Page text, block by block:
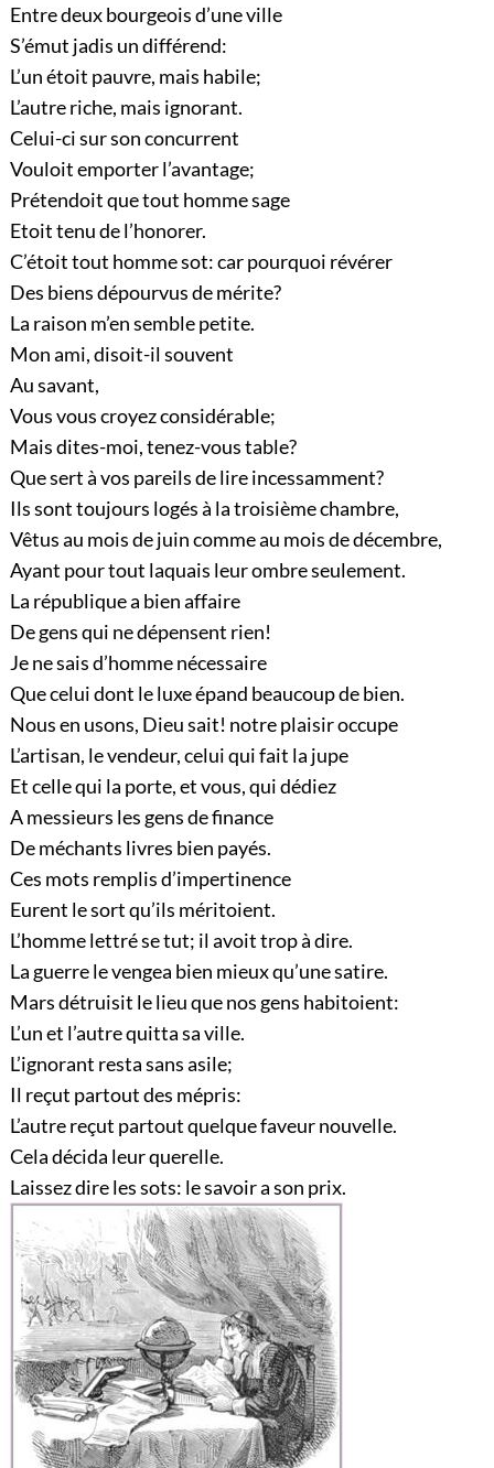
Entre deux bourgeois d’une ville
S’émut jadis un différend:
L’un étoit pauvre, mais habile;
L’autre riche, mais ignorant.
Celui-ci sur son concurrent
Vouloit emporter l’avantage;
Prétendoit que tout homme sage
Etoit tenu de l’honorer.
C’étoit tout homme sot: car pourquoi révérer
Des biens dépourvus de mérite?
La raison m’en semble petite.
Mon ami, disoit-il souvent
Au savant,
Vous vous croyez considérable;
Mais dites-moi, tenez-vous table?
Que sert à vos pareils de lire incessamment?
Ils sont toujours logés à la troisième chambre,
Vêtus au mois de juin comme au mois de décembre,
Ayant pour tout laquais leur ombre seulement.
La république a bien affaire
De gens qui ne dépensent rien!
Je ne sais d’homme nécessaire
Que celui dont le luxe épand beaucoup de bien.
Nous en usons, Dieu sait! notre plaisir occupe
L’artisan, le vendeur, celui qui fait la jupe
Et celle qui la porte, et vous, qui dédiez
A messieurs les gens de finance
De méchants livres bien payés.
Ces mots remplis d’impertinence
Eurent le sort qu’ils méritoient.
L’homme lettré se tut; il avoit trop à dire.
La guerre le vengea bien mieux qu’une satire.
Mars détruisit le lieu que nos gens habitoient:
L’un et l’autre quitta sa ville.
L’ignorant resta sans asile;
Il reçut partout des mépris:
L’autre reçut partout quelque faveur nouvelle.
Cela décida leur querelle.
Laissez dire les sots: le savoir a son prix.